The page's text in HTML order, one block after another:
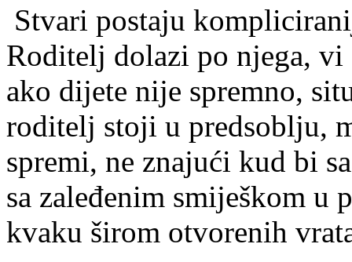
Stvari postaju
Roditelj dolazi po njega, vi
ako dijete nije spremno,
roditelj stoji u predsoblju,
spremi, ne znajući kud bi
sa zaleđenim smiješkom u
kvaku širom otvorenih